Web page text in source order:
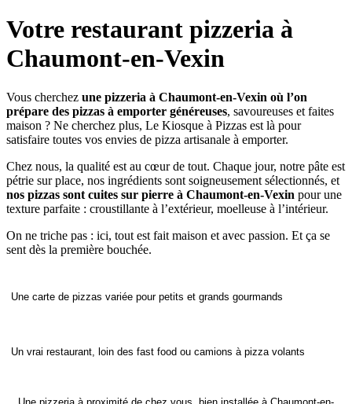
Votre restaurant pizzeria à
Chaumont-en-Vexin
Vous cherchez une pizzeria à Chaumont-en-Vexin où l’on
prépare des pizzas à emporter généreuses, savoureuses et faites
maison ? Ne cherchez plus, Le Kiosque à Pizzas est là pour
satisfaire toutes vos envies de pizza artisanale à emporter.
Chez nous, la qualité est au cœur de tout. Chaque jour, notre pâte est
pétrie sur place, nos ingrédients sont soigneusement sélectionnés, et
nos pizzas sont cuites sur pierre à Chaumont-en-Vexin pour une
texture parfaite : croustillante à l’extérieur, moelleuse à l’intérieur.
On ne triche pas : ici, tout est fait maison et avec passion. Et ça se
sent dès la première bouchée.
Une carte de pizzas variée pour petits et grands gourmands
Un vrai restaurant, loin des fast food ou camions à pizza volants